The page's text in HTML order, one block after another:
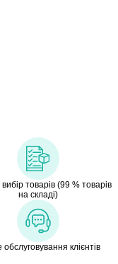
товарів (99 % товарів
на складі)
обслуговування клієнтів